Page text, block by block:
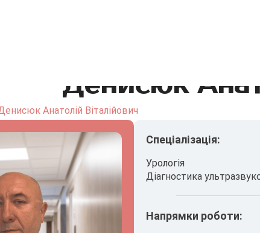
Денисюк
Анатолій Віталійович
Спеціалізація:
Урологія
Діагностика
Напрямки роботи: